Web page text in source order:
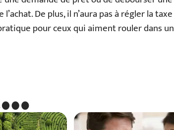
De plus, il n’aura pas à régler la taxe
pour ceux qui aiment rouler dans un